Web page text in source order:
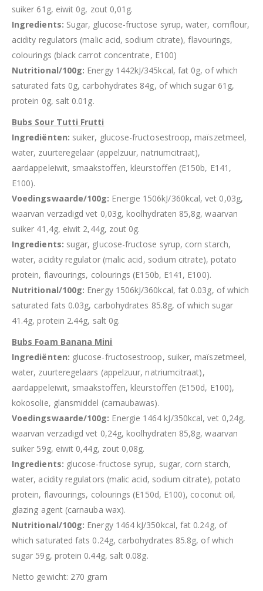
suiker 61g, eiwit 0g, zout 0,01g.
Ingredients: Sugar, glucose-fructose syrup, water, cornflour,
acidity regulators (malic acid, sodium citrate), flavourings,
colourings (black carrot concentrate, E100)
Nutritional/100g: Energy 1442kJ/345kcal, fat 0g, of which
saturated fats 0g, carbohydrates 84g, of which sugar 61g,
protein 0g, salt 0.01g.
Bubs Sour Tutti Frutti
Ingrediënten: suiker, glucose-fructosestroop, maïszetmeel,
water, zuurteregelaar (appelzuur, natriumcitraat),
aardappeleiwit, smaakstoffen, kleurstoffen (E150b, E141,
E100).
Voedingswaarde/100g: Energie 1506kJ/360kcal, vet 0,03g,
waarvan verzadigd vet 0,03g, koolhydraten 85,8g, waarvan
suiker 41,4g, eiwit 2,44g, zout 0g.
Ingredients: sugar, glucose-fructose syrup, corn starch,
water, acidity regulator (malic acid, sodium citrate), potato
protein, flavourings, colourings (E150b, E141, E100).
Nutritional/100g: Energy 1506kJ/360kcal, fat 0.03g, of which
saturated fats 0.03g, carbohydrates 85.8g, of which sugar
41.4g, protein 2.44g, salt 0g.
Bubs Foam Banana Mini
Ingrediënten: glucose-fructosestroop, suiker, maïszetmeel,
water, zuurteregelaars (appelzuur, natriumcitraat),
aardappeleiwit, smaakstoffen, kleurstoffen (E150d, E100),
kokosolie, glansmiddel (carnaubawas).
Voedingswaarde/100g: Energie 1464 kJ/350kcal, vet 0,24g,
waarvan verzadigd vet 0,24g, koolhydraten 85,8g, waarvan
suiker 59g, eiwit 0,44g, zout 0,08g.
Ingredients: glucose-fructose syrup, sugar, corn starch,
water, acidity regulators (malic acid, sodium citrate), potato
protein, flavourings, colourings (E150d, E100), coconut oil,
glazing agent (carnauba wax).
Nutritional/100g: Energy 1464 kJ/350kcal, fat 0.24g, of
which saturated fats 0.24g, carbohydrates 85.8g, of which
sugar 59g, protein 0.44g, salt 0.08g.
Netto gewicht: 270 gram